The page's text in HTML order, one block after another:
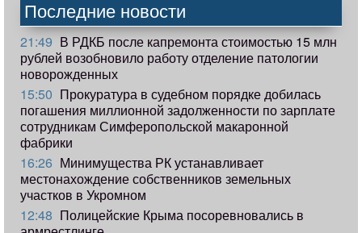
Последние новости
21:49 В РДКБ после капремонта стоимостью 15 млн
рублей возобновило работу отделение патологии
новорожденных
15:50 Прокуратура в судебном порядке добилась
погашения миллионной задолженности по зарплате
сотрудникам Симферопольской макаронной
фабрики
16:26 Минимущества РК устанавливает
местонахождение собственников земельных
участков в Укромном
12:48 Полицейские Крыма посоревновались в